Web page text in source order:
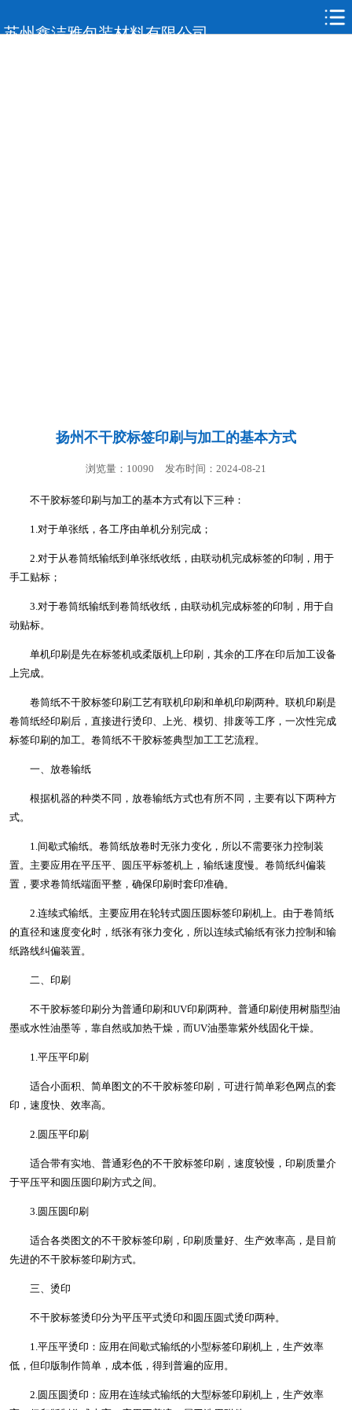
苏州鑫洁雅包装材料有限公司
网站首页
扬州不干胶标签印刷与加工的基本方式
浏览量：10090 发布时间：2024-08-21
不干胶标签印刷与加工的基本方式有以下三种：
1.对于单张纸，各工序由单机分别完成；
2.对于从卷筒纸输纸到单张纸收纸，由联动机完成标签的印制，用于
手工贴标；
3.对于卷筒纸输纸到卷筒纸收纸，由联动机完成标签的印制，用于自
动贴标。
单机印刷是先在标签机或柔版机上印刷，其余的工序在印后加工设备
上完成。
卷筒纸不干胶标签印刷工艺有联机印刷和单机印刷两种。联机印刷是
卷筒纸经印刷后，直接进行烫印、上光、模切、排废等工序，一次性完成
标签印刷的加工。卷筒纸不干胶标签典型加工工艺流程。
一、放卷输纸
根据机器的种类不同，放卷输纸方式也有所不同，主要有以下两种方
式。
1.间歇式输纸。卷筒纸放卷时无张力变化，所以不需要张力控制装
置。主要应用在平压平、圆压平标签机上，输纸速度慢。卷筒纸纠偏装
置，要求卷筒纸端面平整，确保印刷时套印准确。
2.连续式输纸。主要应用在轮转式圆压圆标签印刷机上。由于卷筒纸
的直径和速度变化时，纸张有张力变化，所以连续式输纸有张力控制和输
纸路线纠偏装置。
二、印刷
不干胶标签印刷分为普通印刷和UV印刷两种。普通印刷使用树脂型油
墨或水性油墨等，靠自然或加热干燥，而UV油墨靠紫外线固化干燥。
1.平压平印刷
适合小面积、简单图文的不干胶标签印刷，可进行简单彩色网点的套
印，速度快、效率高。
2.圆压平印刷
适合带有实地、普通彩色的不干胶标签印刷，速度较慢，印刷质量介
于平压平和圆压圆印刷方式之间。
3.圆压圆印刷
适合各类图文的不干胶标签印刷，印刷质量好、生产效率高，是目前
先进的不干胶标签印刷方式。
三、烫印
不干胶标签烫印分为平压平式烫印和圆压圆式烫印两种。
1.平压平烫印：应用在间歇式输纸的小型标签印刷机上，生产效率
低，但印版制作筒单，成本低，得到普遍的应用。
2.圆压圆烫印：应用在连续式输纸的大型标签印刷机上，生产效率